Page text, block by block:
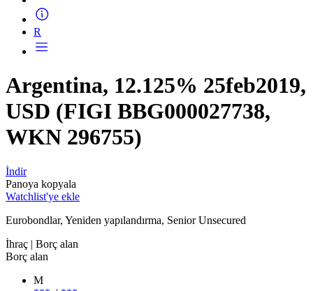
R
Argentina, 12.125% 25feb2019,
USD (FIGI BBG000027738,
WKN 296755)
İndir
Panoya kopyala
Watchlist'ye ekle
Eurobondlar, Yeniden yapılandırma, Senior Unsecured
İhraç | Borç alan
Borç alan
M